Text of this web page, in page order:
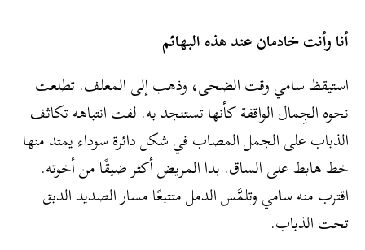
أنا وأنت خادمان عند هذه البهائم
استيقظ سامي وقت الضحى، وذهب إلى المعلف. تطلعت
نحوه الجِمال الواقفة كأنها تستنجد به. لفت انتباهه تكاثف
الذباب على الجمل المصاب في شكل دائرة سوداء يمتد منها
خط هابط على الساق. بدا المريض أكثر ضيقًا من أخوته.
اقترب منه سامي وتلمَّس الدمل متتبعًا مسار الصديد الدبق
تحت الذباب.